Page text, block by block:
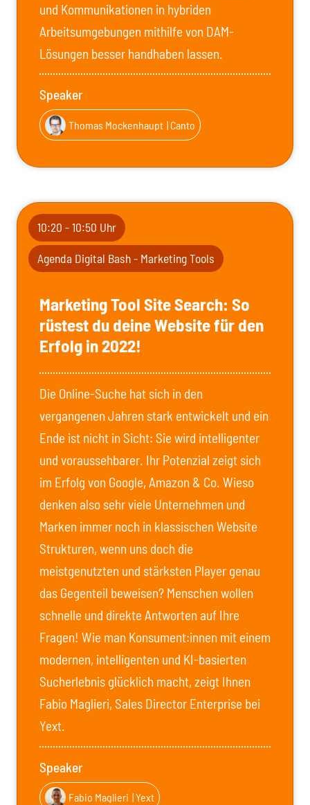
und Kommunikationen in hybriden
Arbeitsumgebungen mithilfe von DAM-
Lösungen besser handhaben lassen.
Speaker
Thomas Mockenhaupt | Canto
10:20 - 10:50 Uhr
Agenda Digital Bash - Marketing Tools
Marketing Tool Site Search: So
rüstest du deine Website für den
Erfolg in 2022!
Die Online-Suche hat sich in den
vergangenen Jahren stark entwickelt und ein
Ende ist nicht in Sicht: Sie wird intelligenter
und voraussehbarer. Ihr Potenzial zeigt sich
im Erfolg von Google, Amazon & Co. Wieso
denken also sehr viele Unternehmen und
Marken immer noch in klassischen Website
Strukturen, wenn uns doch die
meistgenutzten und stärksten Player genau
das Gegenteil beweisen? Menschen wollen
schnelle und direkte Antworten auf Ihre
Fragen! Wie man Konsument:innen mit einem
modernen, intelligenten und KI-basierten
Sucherlebnis glücklich macht, zeigt Ihnen
Fabio Maglieri, Sales Director Enterprise bei
Yext.
Speaker
Fabio Maglieri | Yext